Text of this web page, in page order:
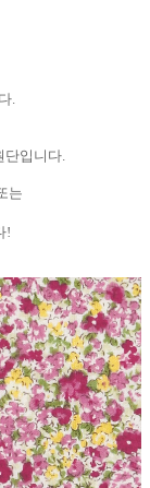
.
입니다.
는
!